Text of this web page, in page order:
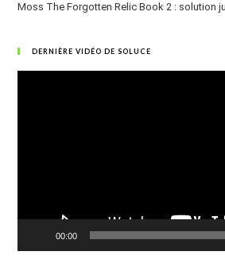
Moss The Forgotten Relic Book 2 : solution
DERNIÈRE VIDÉO DE SOLUCE
00:00